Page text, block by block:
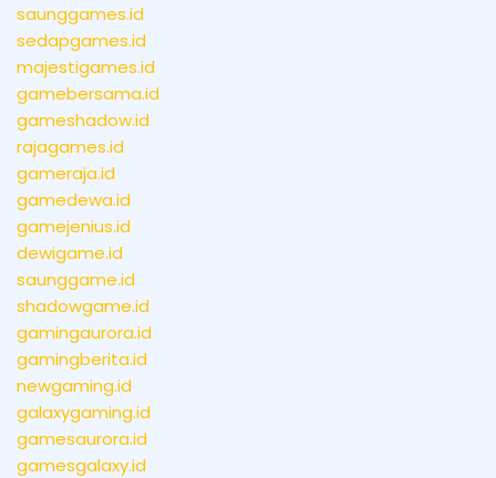
saunggames.id
sedapgames.id
majestigames.id
gamebersama.id
gameshadow.id
rajagames.id
gameraja.id
gamedewa.id
gamejenius.id
dewigame.id
saunggame.id
shadowgame.id
gamingaurora.id
gamingberita.id
newgaming.id
galaxygaming.id
gamesaurora.id
gamesgalaxy.id